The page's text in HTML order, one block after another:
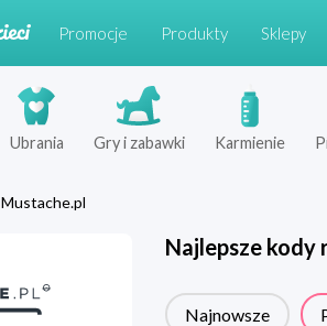
Promocje Produkty Sklepy
Ubrania Gry i zabawki Karmienie
Mustache.pl
Najlepsze kody
Najnowsze